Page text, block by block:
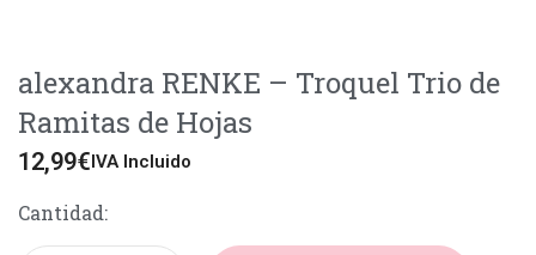
alexandra RENKE – Troquel Trio de
Ramitas de Hojas
12,99€IVA Incluido
Cantidad: